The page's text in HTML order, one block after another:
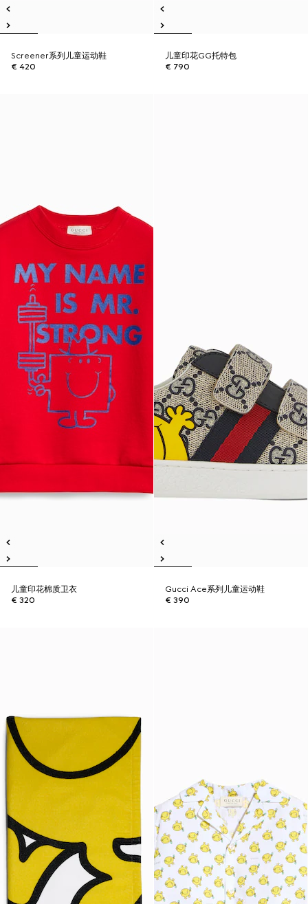
Screener系列儿童运动鞋
€ 420
儿童印花GG托特包
€ 790
儿童印花棉质卫衣
€ 320
Gucci Ace系列儿童运动鞋
€ 390